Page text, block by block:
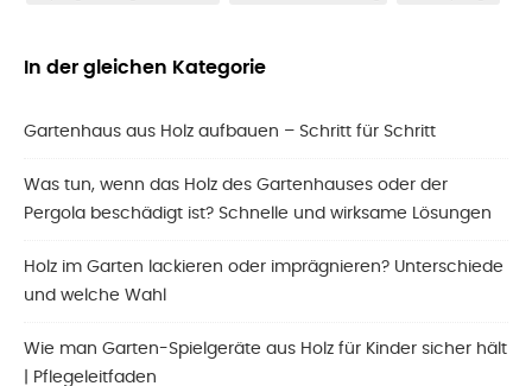
In der gleichen Kategorie
Gartenhaus aus Holz aufbauen – Schritt für Schritt
Was tun, wenn das Holz des Gartenhauses oder der
Pergola beschädigt ist? Schnelle und wirksame Lösungen
Holz im Garten lackieren oder imprägnieren? Unterschiede
und welche Wahl
Wie man Garten-Spielgeräte aus Holz für Kinder sicher hält
| Pflegeleitfaden